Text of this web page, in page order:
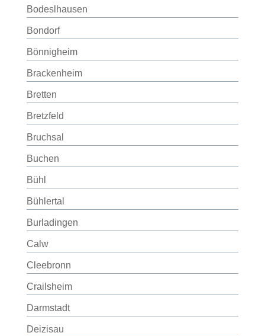
Bodeslhausen
Bondorf
Bönnigheim
Brackenheim
Bretten
Bretzfeld
Bruchsal
Buchen
Bühl
Bühlertal
Burladingen
Calw
Cleebronn
Crailsheim
Darmstadt
Deizisau